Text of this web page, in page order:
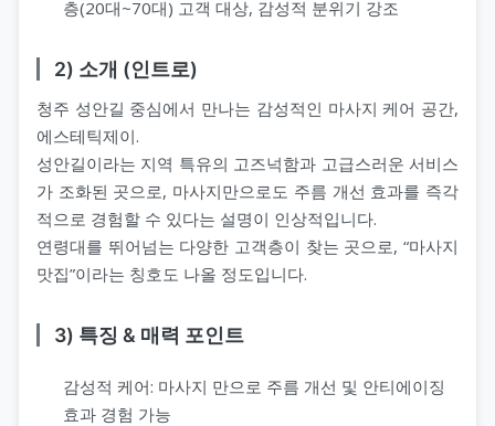
층(20대~70대) 고객 대상, 감성적 분위기 강조
2) 소개 (인트로)
청주 성안길 중심에서 만나는 감성적인 마사지 케어 공간,
에스테틱제이.
성안길이라는 지역 특유의 고즈넉함과 고급스러운 서비스
가 조화된 곳으로, 마사지만으로도 주름 개선 효과를 즉각
적으로 경험할 수 있다는 설명이 인상적입니다.
연령대를 뛰어넘는 다양한 고객층이 찾는 곳으로, “마사지
맛집”이라는 칭호도 나올 정도입니다.
3) 특징 & 매력 포인트
감성적 케어: 마사지 만으로 주름 개선 및 안티에이징
효과 경험 가능